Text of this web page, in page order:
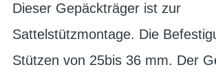
Dieser Gepäckträger ist zur
Sattelstützmontage. Die
Stützen von 25bis 36 mm. Der